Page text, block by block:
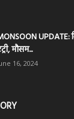
UPDATE:
मौसम...
16, 2024